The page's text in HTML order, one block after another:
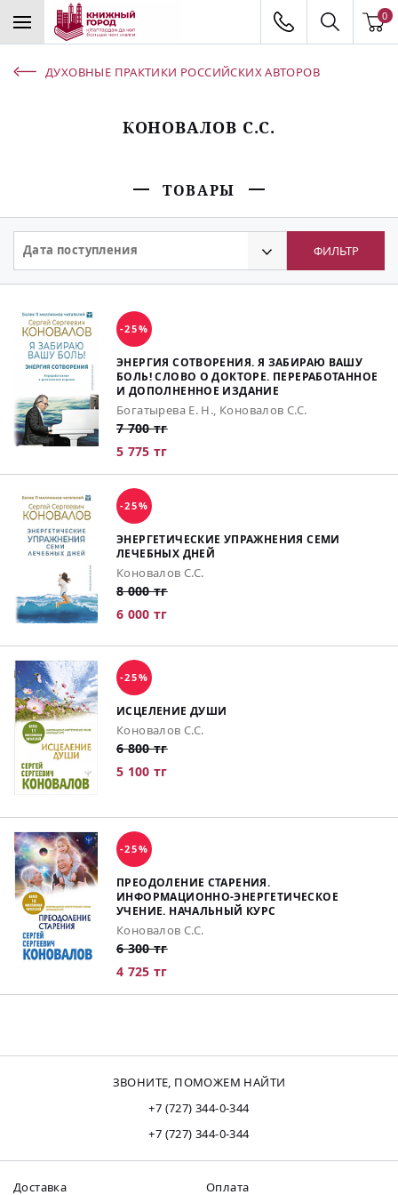
0
ДУХОВНЫЕ ПРАКТИКИ РОССИЙСКИХ АВТОРОВ
КОНОВАЛОВ С.С.
ТОВАРЫ
Дата поступления ФИЛЬТР
-25%
ЭНЕРГИЯ СОТВОРЕНИЯ. Я ЗАБИРАЮ ВАШУ
БОЛЬ! СЛОВО О ДОКТОРЕ. ПЕРЕРАБОТАННОЕ
И ДОПОЛНЕННОЕ ИЗДАНИЕ
Богатырева Е. Н., Коновалов С.С.
7 700 тг
5 775 тг
-25%
ЭНЕРГЕТИЧЕСКИЕ УПРАЖНЕНИЯ СЕМИ
ЛЕЧЕБНЫХ ДНЕЙ
Коновалов С.С.
8 000 тг
6 000 тг
-25%
ИСЦЕЛЕНИЕ ДУШИ
Коновалов С.С.
6 800 тг
5 100 тг
-25%
ПРЕОДОЛЕНИЕ СТАРЕНИЯ.
ИНФОРМАЦИОННО-ЭНЕРГЕТИЧЕСКОЕ
УЧЕНИЕ. НАЧАЛЬНЫЙ КУРС
Коновалов С.С.
6 300 тг
4 725 тг
ЗВОНИТЕ, ПОМОЖЕМ НАЙТИ
+7 (727) 344-0-344
+7 (727) 344-0-344
Доставка Оплата